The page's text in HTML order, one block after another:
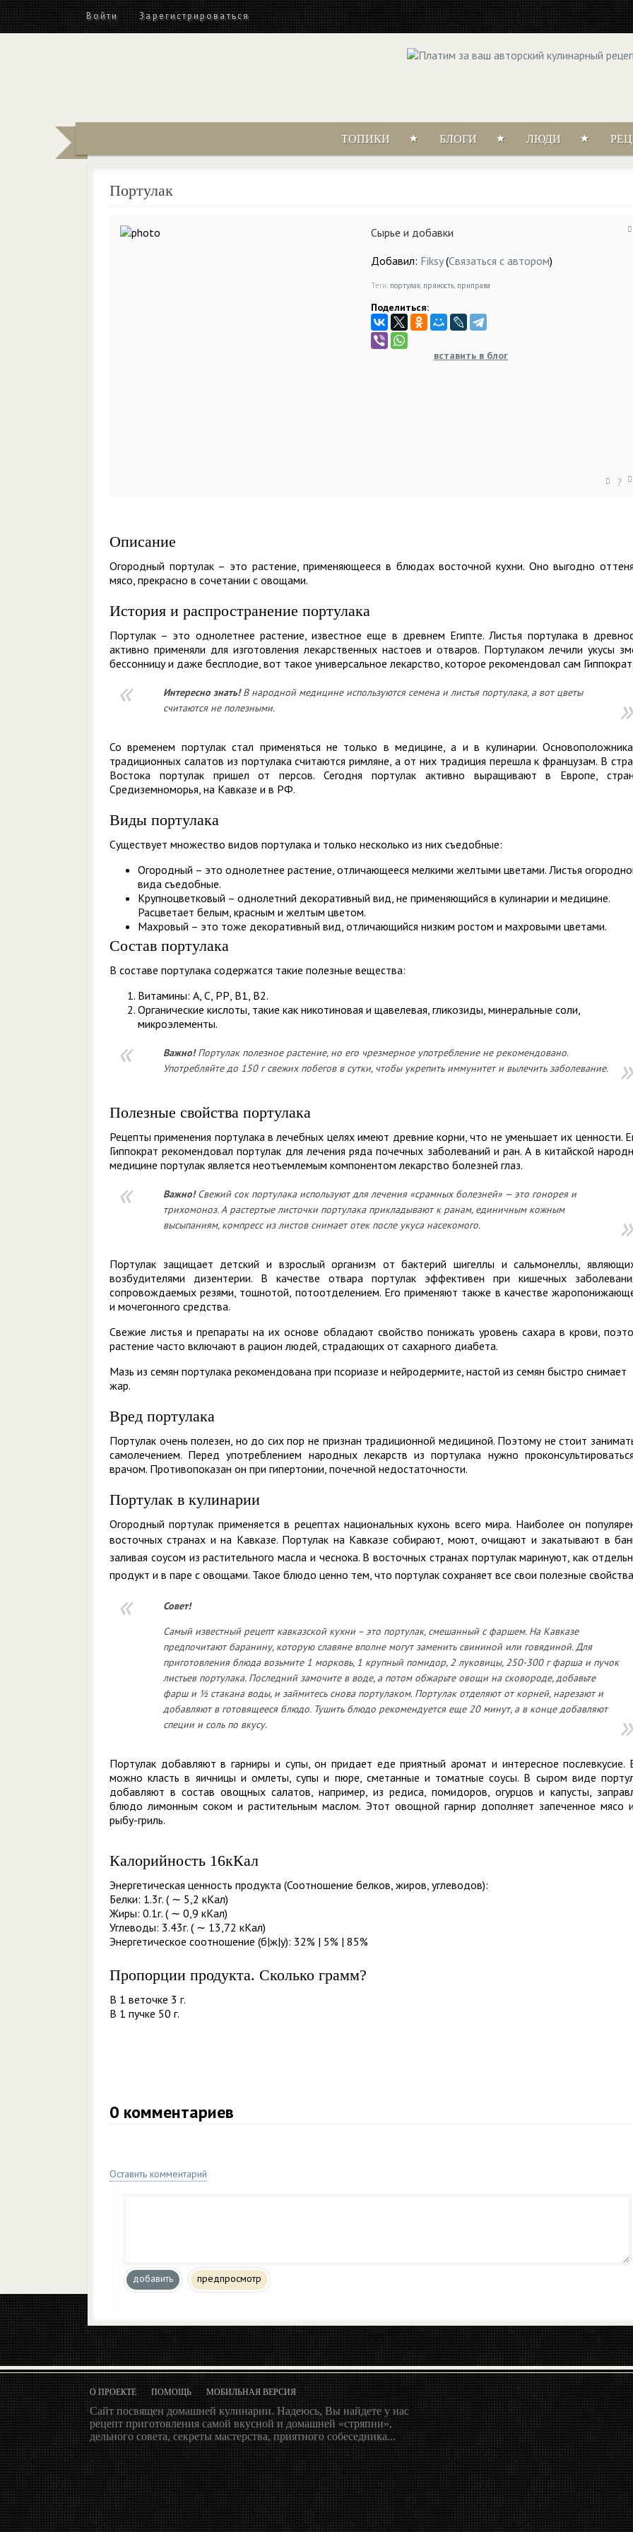
Войти Зарегистрироваться
ТОПИКИ БЛОГИ ЛЮДИ
Портулак
Сырье и добавки
?
Добавил: Fiksy(Связаться с автором)
Теги: портулак, пряность, приправа
Поделиться:
вставить в блог
Описание
Огородный портулак – это растение, применяющееся в блюдах восточной кухни. Оно выгодно
мясо, прекрасно в сочетании с овощами.
История и распространение портулака
Портулак – это однолетнее растение, известное еще в древнем Египте. Листья портулака в
активно применяли для изготовления лекарственных настоев и отваров. Портулаком лечили укусы
бессонницу и даже бесплодие, вот такое универсальное лекарство, которое рекомендовал сам Гиппократ.
Интересно знать!В народной медицине используются семена и листья портулака, а вот цветы
считаются не полезными.
Со временем портулак стал применяться не только в медицине, а и в кулинарии.
традиционных салатов из портулака считаются римляне, а от них традиция перешла к французам. В
Востока портулак пришел от персов. Сегодня портулак активно выращивают в Европе,
Средиземноморья, на Кавказе и в РФ.
Виды портулака
Существует множество видов портулака и только несколько из них съедобные:
Огородный – это однолетнее растение, отличающееся мелкими желтыми цветами. Листья
вида съедобные.
Крупноцветковый – однолетний декоративный вид, не применяющийся в кулинарии и медицине.
Расцветает белым, красным и желтым цветом.
Махровый – это тоже декоративный вид, отличающийся низким ростом и махровыми цветами.
Состав портулака
В составе портулака содержатся такие полезные вещества:
Витамины: А, С, РР, В1, В2.
Органические кислоты, такие как никотиновая и щавелевая, гликозиды, минеральные соли,
микроэлементы.
Важно!Портулак полезное растение, но его чрезмерное употребление не рекомендовано.
Употребляйте до 150 г свежих побегов в сутки, чтобы укрепить иммунитет и вылечить заболевание.
Полезные свойства портулака
Рецепты применения портулака в лечебных целях имеют древние корни, что не уменьшает их ценности.
Гиппократ рекомендовал портулак для лечения ряда почечных заболеваний и ран. А в китайской
медицине портулак является неотъемлемым компонентом лекарство болезней глаз.
Важно!Свежий сок портулака используют для лечения «срамных болезней» — это гонорея и
трихомоноз. А растертые листочки портулака прикладывают к ранам, единичным кожным
высыпаниям, компресс из листов снимает отек после укуса насекомого.
Портулак защищает детский и взрослый организм от бактерий шигеллы и сальмонеллы,
возбудителями дизентерии. В качестве отвара портулак эффективен при кишечных
сопровождаемых резями, тошнотой, потоотделением. Его применяют также в качестве
и мочегонного средства.
Свежие листья и препараты на их основе обладают свойство понижать уровень сахара в крови,
растение часто включают в рацион людей, страдающих от сахарного диабета.
Мазь из семян портулака рекомендована при псориазе и нейродермите, настой из семян быстро снимает
жар.
Вред портулака
Портулак очень полезен, но до сих пор не признан традиционной медициной. Поэтому не стоит
самолечением. Перед употреблением народных лекарств из портулака нужно
врачом. Противопоказан он при гипертонии, почечной недостаточности.
Портулак в кулинарии
Огородный портулак применяется в рецептах национальных кухонь всего мира. Наиболее он
восточных странах и на Кавказе.Портулак на Кавказе собирают, моют, очищают и закатывают в
заливая соусом из растительного масла и чеснока. В восточных странах портулак маринуют, как
продукт и в паре с овощами. Такое блюдо ценно тем, что портулак сохраняет все свои полезные
Совет!
Самый известный рецепт кавказской кухни – это портулак, смешанный с фаршем. На Кавказе
предпочитают баранину, которую славяне вполне могут заменить свининой или говядиной. Для
приготовления блюда возьмите 1 морковь, 1 крупный помидор, 2 луковицы, 250-300 г фарша и пучок
листьев портулака. Последний замочите в воде, а потом обжарьте овощи на сковороде, добавьте
фарш и ½ стакана воды, и займитесь снова портулаком. Портулак отделяют от корней, нарезают и
добавляют в готовящееся блюдо. Тушить блюдо рекомендуется еще 20 минут, а в конце добавляют
специи и соль по вкусу.
Портулак добавляют в гарниры и супы, он придает еде приятный аромат и интересное послевкусие.
можно класть в яичницы и омлеты, супы и пюре, сметанные и томатные соусы. В сыром виде
добавляют в состав овощных салатов, например, из редиса, помидоров, огурцов и капусты,
блюдо лимонным соком и растительным маслом. Этот овощной гарнир дополняет запеченное мясо
рыбу-гриль.
Калорийность 16кКал
Энергетическая ценность продукта (Соотношение белков, жиров, углеводов):
Белки: 1.3г. ( ∼ 5,2 кКал)
Жиры: 0.1г. ( ∼ 0,9 кКал)
Углеводы: 3.43г. ( ∼ 13,72 кКал)
Энергетическое соотношение (б|ж|у): 32% | 5% | 85%
Пропорции продукта. Сколько грамм?
В 1 веточке 3 г.
В 1 пучке 50 г.
0 комментариев
Оставить комментарий
добавить предпросмотр
О ПРОЕКТЕПОМОЩЬ МОБИЛЬНАЯ ВЕРСИЯ
Сайт посвящен домашней кулинарии. Надеюсь, Вы найдете у нас
рецепт приготовления самой вкусной и домашней «стряпни»,
дельного совета, секреты мастерства, приятного собеседника...